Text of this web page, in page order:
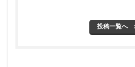
投稿一覧へ